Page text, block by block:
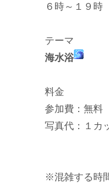
６時～１９時
テーマ
海水浴
料金
参加費：無料
写真代：１カ
※混雑する時